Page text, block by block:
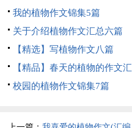
我的植物作文锦集5篇
关于介绍植物作文汇总六篇
【精选】写植物作文八篇
【精品】春天的植物的作文汇
总7篇
校园的植物作文锦集7篇